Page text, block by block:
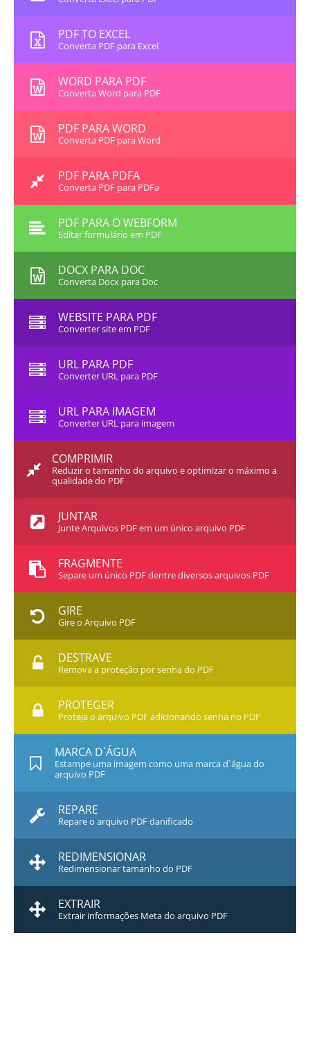
PDF TO EXCEL
Converta PDF para Excel
WORD PARA PDF
Converta Word para PDF
PDF PARA WORD
Converta PDF para Word
PDF PARA PDFA
Converta PDF para PDFa
PDF PARA O WEBFORM
Editar formulário em PDF
DOCX PARA DOC
Converta Docx para Doc
WEBSITE PARA PDF
Converter site em PDF
URL PARA PDF
Converter URL para PDF
URL PARA IMAGEM
Converter URL para imagem
COMPRIMIR
Reduzir o tamanho do arquivo e optimizar o máximo a
qualidade do PDF
JUNTAR
Junte Arquivos PDF em um único arquivo PDF
FRAGMENTE
Separe um único PDF dentre diversos arquivos PDF
GIRE
Gire o Arquivo PDF
DESTRAVE
Remova a proteção por senha do PDF
PROTEGER
Proteja o arquivo PDF adicionando senha no PDF
MARCA D`ÁGUA
Estampe uma imagem como uma marca d`água do
arquivo PDF
REPARE
Repare o arquivo PDF danificado
REDIMENSIONAR
Redimensionar tamanho do PDF
EXTRAIR
Extrair informações Meta do arquivo PDF